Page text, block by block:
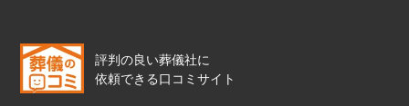
評判の良い葬儀社に
依頼できる口コミサイト